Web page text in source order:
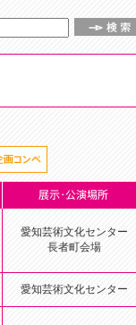
愛知芸術文化センター
長者町会場
愛知芸術文化センター